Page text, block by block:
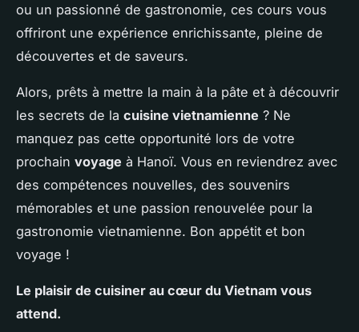
ou un passionné de gastronomie, ces cours vous
offriront une expérience enrichissante, pleine de
découvertes et de saveurs.
Alors, prêts à mettre la main à la pâte et à découvrir
les secrets de la cuisine vietnamienne ? Ne
manquez pas cette opportunité lors de votre
prochain voyage à Hanoï. Vous en reviendrez avec
des compétences nouvelles, des souvenirs
mémorables et une passion renouvelée pour la
gastronomie vietnamienne. Bon appétit et bon
voyage !
Le plaisir de cuisiner au cœur du Vietnam vous
attend.